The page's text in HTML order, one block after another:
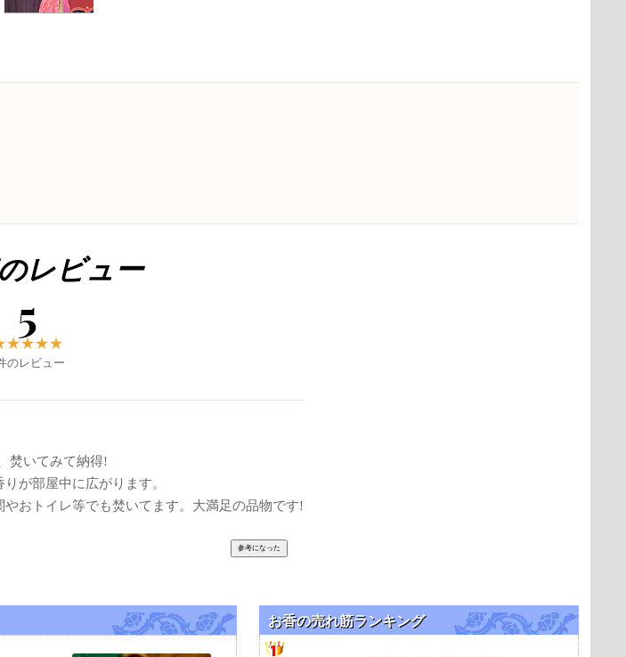
レビュー
5
★★★★
のレビュー
焚いてみて納得!
が部屋中に広がります。
おトイレ等でも焚いてます。大満足の品物です!
お香の売れ筋ランキング